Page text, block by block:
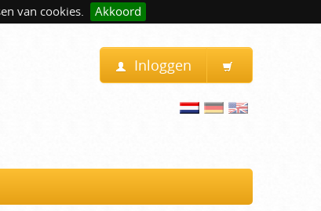
van cookies. Akkoord
Inloggen